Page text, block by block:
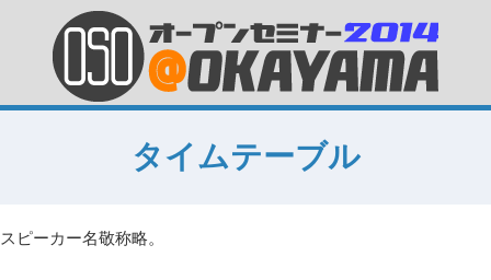
タイムテーブル
スピーカー名敬称略。